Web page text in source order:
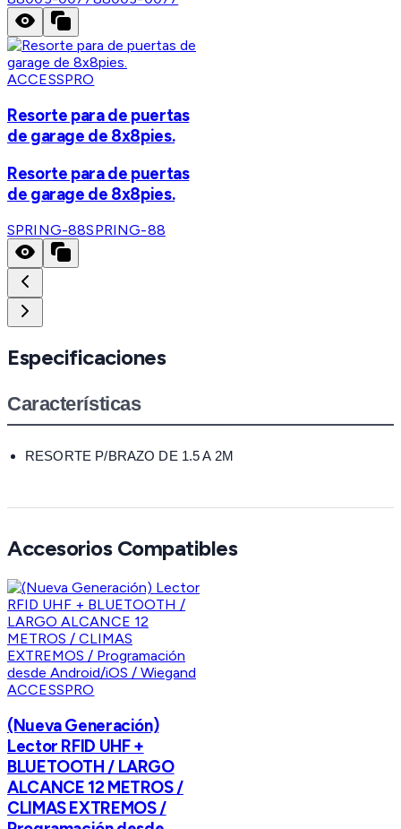
ACCESSPRO
Resorte para de puertas
de garage de 8x8pies.
Resorte para de puertas
de garage de 8x8pies.
SPRING-88SPRING-88
Especificaciones
Características
RESORTE P/BRAZO DE 1.5 A 2M
Accesorios Compatibles
ACCESSPRO
(Nueva Generación)
Lector RFID UHF +
BLUETOOTH / LARGO
ALCANCE 12 METROS /
CLIMAS EXTREMOS /